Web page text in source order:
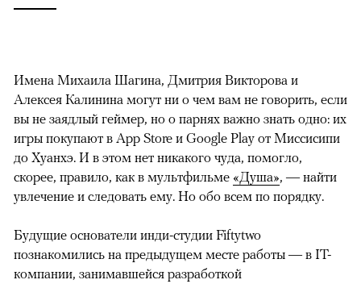
Имена Михаила Шагина, Дмитрия Викторова и
Алексея Калинина могут ни о чем вам не говорить, если
вы не заядлый геймер, но о парнях важно знать одно: их
игры покупают в App Store и Google Play от Миссисипи
до Хуанхэ. И в этом нет никакого чуда, помогло,
скорее, правило, как в мультфильме «Душа», — найти
увлечение и следовать ему. Но обо всем по порядку.
Будущие основатели инди-студии Fiftytwo
познакомились на предыдущем месте работы — в IT-
компании, занимавшейся разработкой